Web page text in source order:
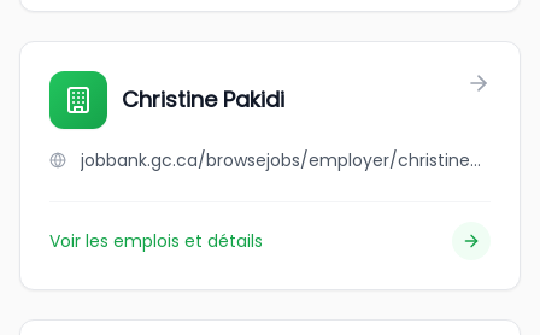
Christine Pakidi
jobbank.gc.ca/browsejobs/employer/christine+pakidi/ca
Voir les emplois et détails